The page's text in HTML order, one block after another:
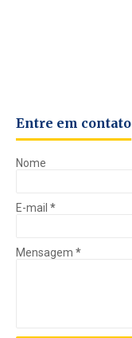
Entre em contato
Nome
E-mail *
Mensagem *